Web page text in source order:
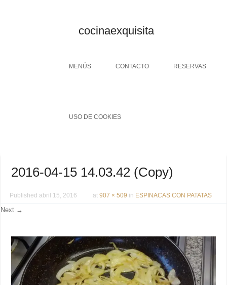
cocinaexquisita
Menu
SKIP TO CONTENT
MENÚS CONTACTO RESERVAS
USO DE COOKIES
2016-04-15 14.03.42 (Copy)
Published abril 15, 2016 at 907 × 509 in ESPINACAS CON PATATAS
Next →